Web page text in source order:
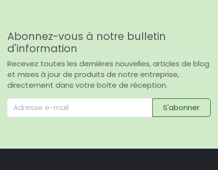
Abonnez-vous à notre bulletin
d'information
Recevez toutes les dernières nouvelles, articles de blog
et mises à jour de produits de notre entreprise,
directement dans votre boîte de réception.
S'abonner